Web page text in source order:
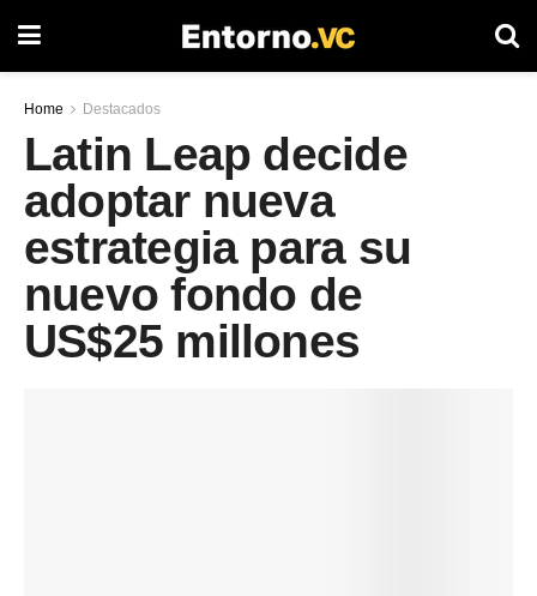
Home Destacados
Latin Leap decide
adoptar nueva
estrategia para su
nuevo fondo de
US$25 millones